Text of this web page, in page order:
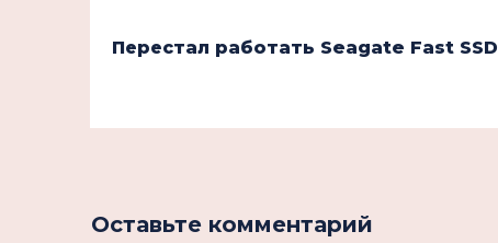
Перестал работать Seagate Fast SSD
Оставьте комментарий